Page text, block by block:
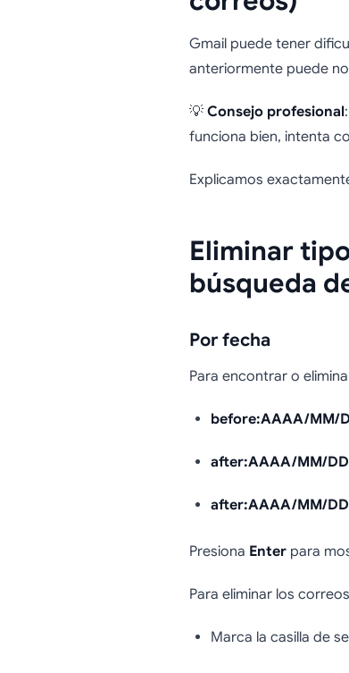
Gmail puede tener
anteriormente puede
💡 Consejo profesional
funciona bien, intenta
Explicamos
Eliminar
búsqueda
Por fecha
Para encontrar o
before:AAAA/MM/
after:AAAA/MM/DD
after:AAAA/MM/
Presiona Enterpara
Para eliminar los
Marca la casilla de